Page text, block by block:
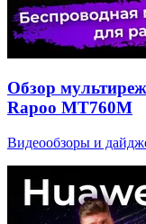
Обзор
Rapoo MT760M
Видеообзоры и